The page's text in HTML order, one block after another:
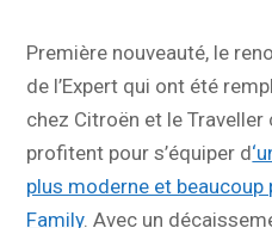
Première nouveauté, le
de l’Expert qui ont été
chez Citroën et le Traveller
profitent pour s’équiper d
plus moderne et beaucoup
Family. Avec un